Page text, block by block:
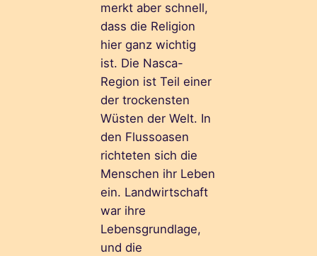
merkt aber schnell,
dass die Religion
hier ganz wichtig
ist. Die Nasca-
Region ist Teil einer
der trockensten
Wüsten der Welt. In
den Flussoasen
richteten sich die
Menschen ihr Leben
ein. Landwirtschaft
war ihre
Lebensgrundlage,
und die